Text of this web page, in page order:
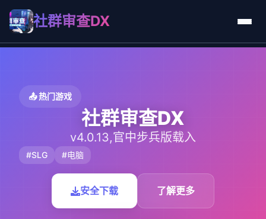
社群审查DX
📤 热门游戏
社群审查DX
v4.0.13,官中步兵版载入
#SLG #电脑
安全下载 了解更多